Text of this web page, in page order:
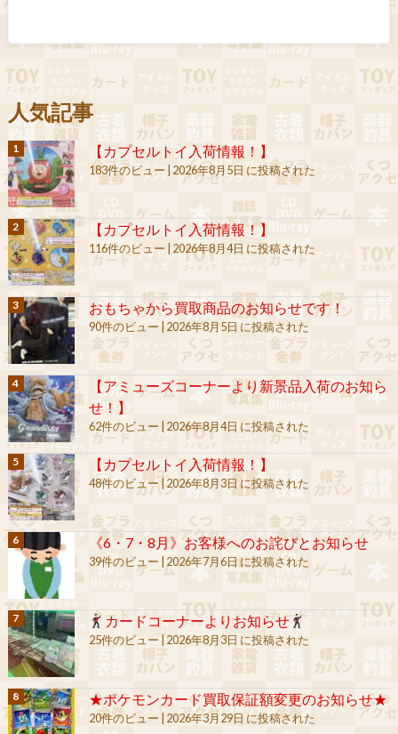
人気記事
【カプセルトイ入荷情報！】
183件のビュー 2026年8月5日 に投稿された
【カプセルトイ入荷情報！】
116件のビュー 2026年8月4日 に投稿された
おもちゃから買取商品のお知らせです！
90件のビュー 2026年8月5日 に投稿された
【アミューズコーナーより新景品入荷のお知ら
せ！】
62件のビュー 2026年8月4日 に投稿された
【カプセルトイ入荷情報！】
48件のビュー|2026年8月3日 に投稿された
《6・7・8月》お客様へのお詫びとお知らせ
39件のビュー 2026年7月6日 に投稿された
カードコーナーよりお知らせ
25件のビュー 2026年8月3日 に投稿された
★ポケモンカード買取保証額変更のお知らせ★
20件のビュー 2026年3月29日 に投稿された